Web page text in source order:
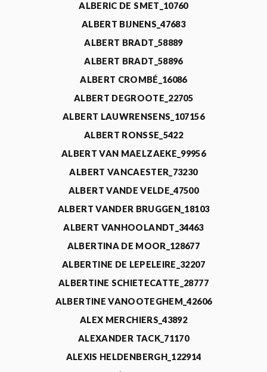
ALBERIC DE SMET_10760
ALBERT BIJNENS_47683
ALBERT BRADT_58889
ALBERT BRADT_58896
ALBERT CROMBÉ_16086
ALBERT DEGROOTE_22705
ALBERT LAUWRENSENS_107156
ALBERT RONSSE_5422
ALBERT VAN MAELZAEKE_99956
ALBERT VANCAESTER_73230
ALBERT VANDE VELDE_47500
ALBERT VANDER BRUGGEN_18103
ALBERT VANHOOLANDT_34463
ALBERTINA DE MOOR_128677
ALBERTINE DE LEPELEIRE_32207
ALBERTINE SCHIETECATTE_28777
ALBERTINE VANOOTEGHEM_42606
ALEX MERCHIERS_43892
ALEXANDER TACK_71170
ALEXIS HELDENBERGH_122914